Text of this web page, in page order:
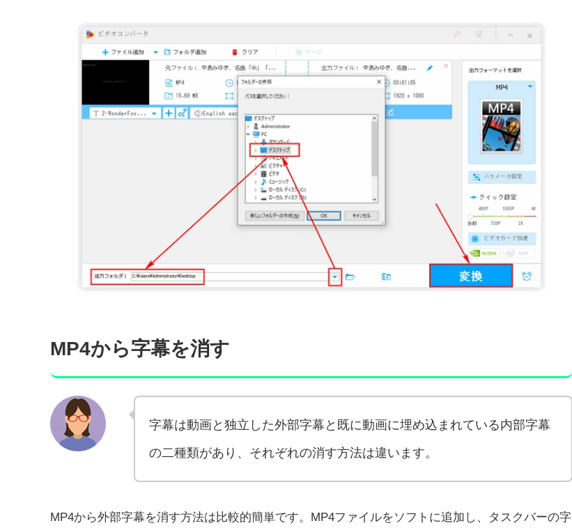
MP4から字幕を消す
字幕は動画と独立した外部字幕と既に動画に埋め込まれている内部字幕
の二種類があり、それぞれの消す方法は違います。
MP4から外部字幕を消す方法は比較的簡単です。MP4ファイルをソフトに追加し、タスクバーの字